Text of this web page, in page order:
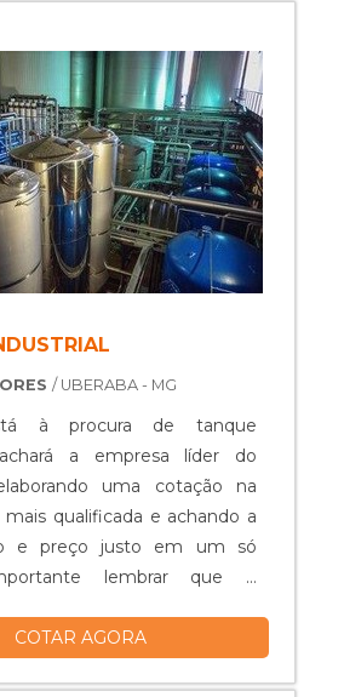
equipamentos específicos
tipos de prod...
/ UBERABA - MG
à procura de tanque
a empresa líder do
uma cotação na
mais qualificada e achando a
e preço justo em um só
lembrar que o
Esse tipo de
COTAR AGORA